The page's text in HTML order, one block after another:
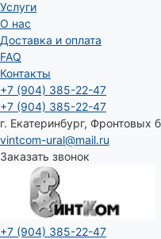
Услуги
О нас
Доставка и оплата
FAQ
Контакты
+7 (904) 385-22-47
+7 (904) 385-22-47
г. Екатеринбург, Фронтовых
vintcom-ural@mail.ru
Заказать звонок
+7 (904) 385-22-47